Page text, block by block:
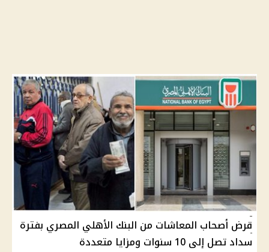
قرض أصحاب المعاشات من البنك الأهلي المصري بفترة
سداد تصل إلى 10 سنوات ومزايا متعددة